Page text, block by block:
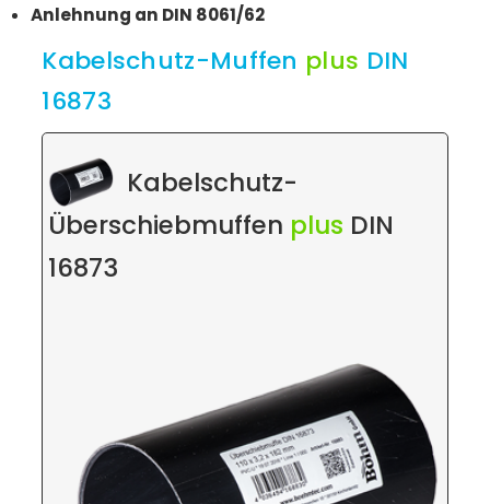
Anlehnung an DIN 8061/62
Kabelschutz-Muffen plus DIN
16873
Kabelschutz-
Überschiebmuffen plus DIN
16873